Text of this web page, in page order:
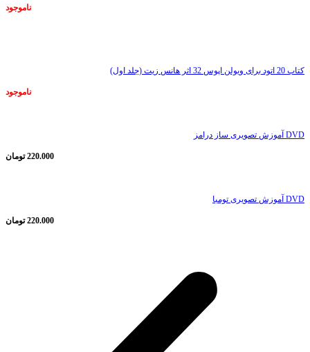
ناموجود
کتاب 20 اتود برای ویولن اپوس 32 اثر هانس زیت (جلد اول)
ناموجود
DVD آموزش تصویری ساز درامز
220.000 تومان
DVD آموزش تصویری تومبا
220.000 تومان